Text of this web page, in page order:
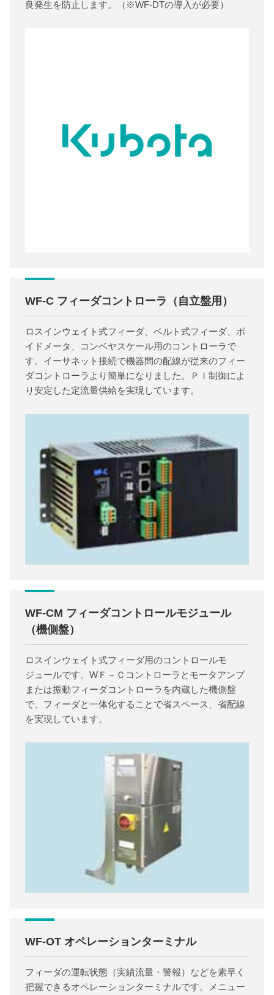
良発生を防止します。（※WF-DTの導入が必要）
WF-C フィーダコントローラ（自立盤用）
ロスインウェイト式フィーダ、ベルト式フィーダ、ポ
イドメータ、コンベヤスケール用のコントローラで
す。イーサネット接続で機器間の配線が従来のフィー
ダコントローラより簡単になりました。ＰＩ制御によ
り安定した定流量供給を実現しています。
WF-CM フィーダコントロールモジュール
（機側盤）
ロスインウェイト式フィーダ用のコントロールモ
ジュールです。WＦ－Ｃコントローラとモータアンプ
または振動フィーダコントローラを内蔵した機側盤
で、フィーダと一体化することで省スペース、省配線
を実現しています。
WF-OT オペレーションターミナル
フィーダの運転状態（実績流量・警報）などを素早く
把握できるオペレーションターミナルです。メニュー